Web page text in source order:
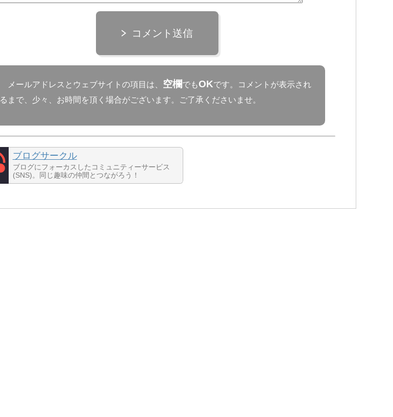
コメント送信
メールアドレスとウェブサイトの項目は、 空欄でもOKです。コメントが表示され
るまで、少々、お時間を頂く場合がございます。ご了承くださいませ。
ブログサークル
ブログにフォーカスしたコミュニティーサービス
(SNS)。同じ趣味の仲間とつながろう！